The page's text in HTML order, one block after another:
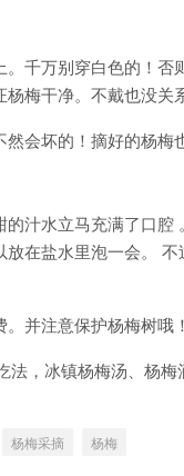
千万别穿白色的！
梅干净。不戴也没关
会坏的！摘好的杨
汁水立马充满了口
在盐水里泡一会。
并注意保护杨梅树哦！
法，冰镇杨梅汤、杨
杨梅采摘 杨梅